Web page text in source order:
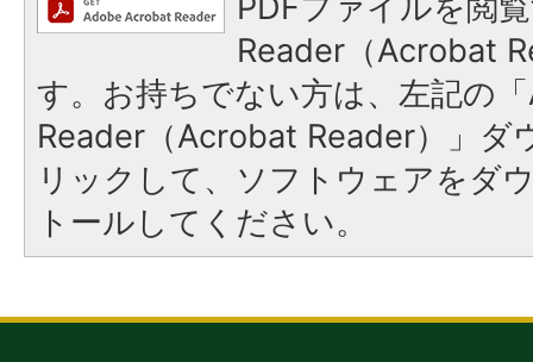
PDFファイルを閲
Reader（Acrobat
す。お持ちでない方は、左記の
Reader（Acrobat Reader）」ダ
リックして、ソフトウェアをダ
トールしてください。